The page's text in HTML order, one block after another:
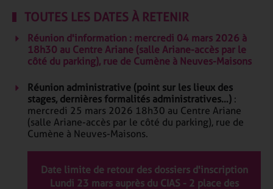
TOUTES LES DATES À RETENIR
Réunion d'information : mercredi 04 mars 2026 à
18h30 au Centre Ariane (salle Ariane-accès par le
côté du parking), rue de Cumène à Neuves-Maisons
Réunion administrative (point sur les lieux des
stages, dernières formalités administratives…) :
mercredi 25 mars 2026 18h30 au Centre Ariane
(salle Ariane-accès par le côté du parking), rue de
Cumène à Neuves-Maisons.
Date limite de retour des dossiers d'inscription
Lundi 23 mars auprès du CIAS - 2 place des